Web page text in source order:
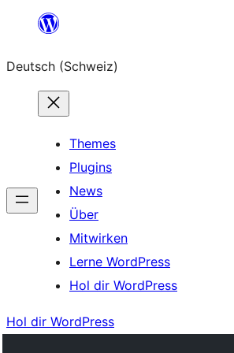
springen
Deutsch (Schweiz)
Themes
Plugins
News
Über
Mitwirken
Lerne WordPress
Hol dir WordPress
Hol dir WordPress